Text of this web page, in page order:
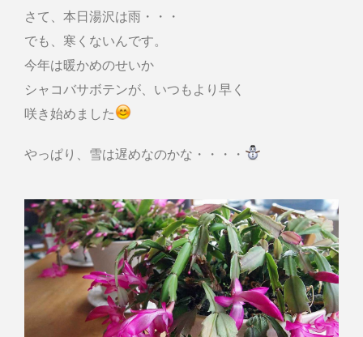
さて、本日湯沢は雨・・・
でも、寒くないんです。
今年は暖かめのせいか
シャコバサボテンが、いつもより早く
咲き始めました
やっぱり、雪は遅めなのかな・・・・